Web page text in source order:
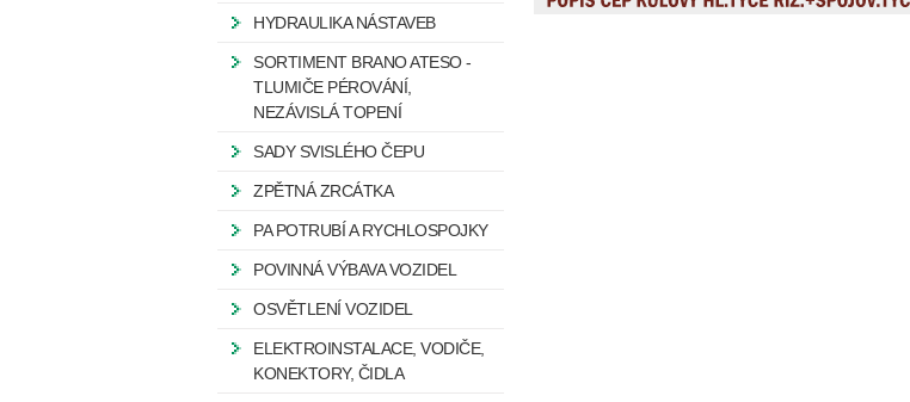
HYDRAULIKA NÁSTAVEB
SORTIMENT BRANO ATESO -
TLUMIČE PÉROVÁNÍ,
NEZÁVISLÁ TOPENÍ
SADY SVISLÉHO ČEPU
ZPĚTNÁ ZRCÁTKA
PA POTRUBÍ A RYCHLOSPOJKY
POVINNÁ VÝBAVA VOZIDEL
OSVĚTLENÍ VOZIDEL
ELEKTROINSTALACE, VODIČE,
KONEKTORY, ČIDLA